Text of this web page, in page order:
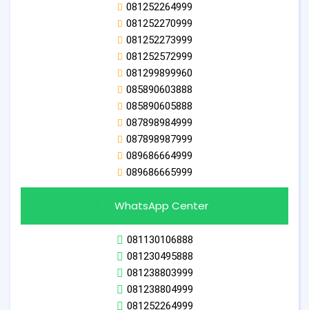
081252264999
081252270999
081252273999
081252572999
081299899960
085890603888
085890605888
087898984999
087898987999
089686664999
089686665999
WhatsApp Center
081130106888
081230495888
081238803999
081238804999
081252264999